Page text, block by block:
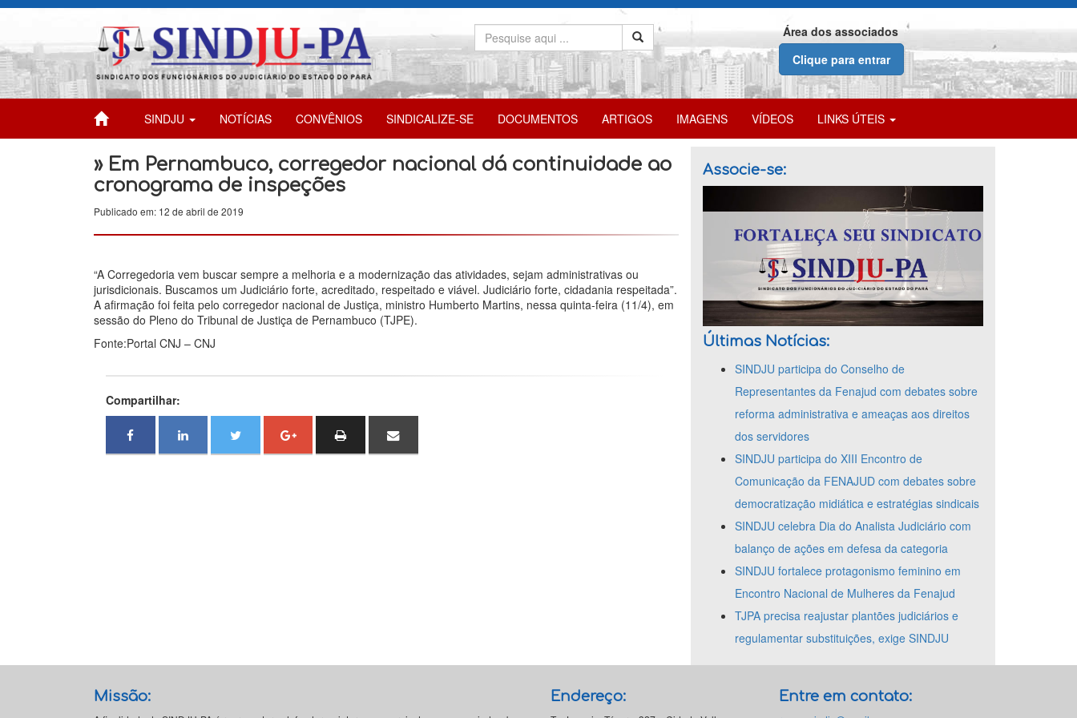
Área dos associados
Clique para entrar
SINDJU NOTÍCIAS CONVÊNIOS SINDICALIZE-SE DOCUMENTOS ARTIGOS IMAGENS VÍDEOS LINKS ÚTEIS
» Em Pernambuco, corregedor nacional dá continuidade ao
cronograma de inspeções
Publicado em: 12 de abril de 2019
“A Corregedoria vem buscar sempre a melhoria e a modernização das atividades, sejam administrativas ou
jurisdicionais. Buscamos um Judiciário forte, acreditado, respeitado e viável. Judiciário forte, cidadania respeitada”.
A afirmação foi feita pelo corregedor nacional de Justiça, ministro Humberto Martins, nessa quinta-feira (11/4), em
sessão do Pleno do Tribunal de Justiça de Pernambuco (TJPE).
Fonte:Portal CNJ – CNJ
Compartilhar:
Associe-se:
Últimas Notícias:
SINDJU participa do Conselho de
Representantes da Fenajud com debates sobre
reforma administrativa e ameaças aos direitos
dos servidores
SINDJU participa do XIII Encontro de
Comunicação da FENAJUD com debates sobre
democratização midiática e estratégias sindicais
SINDJU celebra Dia do Analista Judiciário com
balanço de ações em defesa da categoria
SINDJU fortalece protagonismo feminino em
Encontro Nacional de Mulheres da Fenajud
TJPA precisa reajustar plantões judiciários e
regulamentar substituições, exige SINDJU
Missão: Endereço: Entre em contato: